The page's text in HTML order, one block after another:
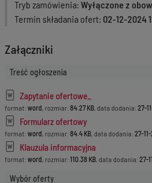
Tryb zamówienia Wyłączone z
Termin składania ofert 02-12-2024
Załączniki
Treść ogłoszenia
Zapytanie ofertowe_
format: word, rozmiar: 84.27 KB, data dodania: 27-
Formularz ofertowy
format: word, rozmiar: 84.4 KB, data dodania: 27-
Klauzula informacyjna
format: word, rozmiar: 110.38 KB, data dodania: 27-
Wybór oferty